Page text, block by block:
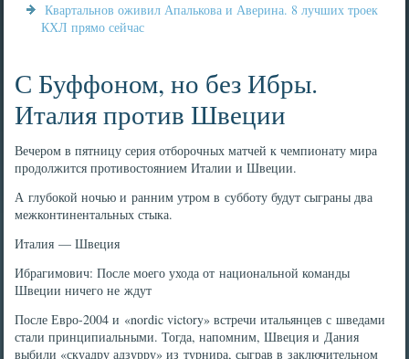
Квартальнов оживил Апалькова и Аверина. 8 лучших троек
КХЛ прямо сейчас
С Буффоном, но без Ибры.
Италия против Швеции
Вечером в пятницу серия отборочных матчей к чемпионату мира
продолжится противостоянием Италии и Швеции.
А глубокой ночью и ранним утром в субботу будут сыграны два
межконтинентальных стыка.
Италия — Швеция
Ибрагимович: После моего ухода от национальной команды
Швеции ничего не ждут
После Евро-2004 и «nordic victory» встречи итальянцев с шведами
стали принципиальными. Тогда, напомним, Швеция и Дания
выбили «скуадру адзурру» из турнира, сыграв в заключительном